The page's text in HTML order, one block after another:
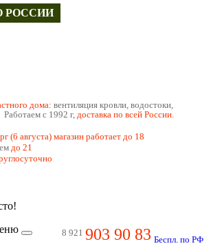
дома: вентиляция кровли, водостоки,
с 1992 г, доставка по всей России.
(6 августа) магазин работает до 18
до 21
8 921 903 90 83 Беспл. по РФ
РОССИИ